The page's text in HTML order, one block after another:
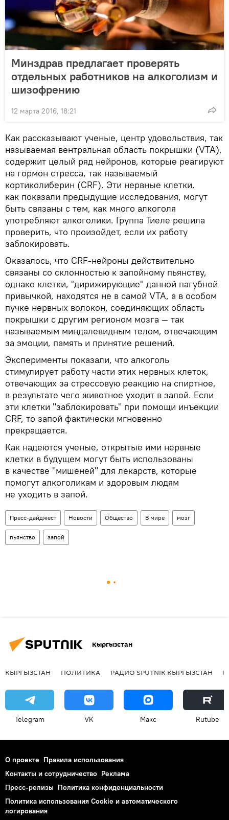
Минздрав предлагает проверять
отдельных работников на алкоголизм и
шизофрению
12 марта 2016, 18:21
Как рассказывают ученые, центр удовольствия, так
называемая вентральная область покрышки (VTA),
содержит целый ряд нейронов, которые реагируют
на гормон стресса, так называемый
кортиколиберин (CRF). Эти нервные клетки,
как показали предыдущие исследования, могут
быть связаны с тем, как много алкоголя
употребляют алкоголики. Группа Тиеле решила
проверить, что произойдет, если их работу
заблокировать.
Оказалось, что CRF-нейроны действительно
связаны со склонностью к запойному пьянству,
однако клетки, "дирижирующие" данной пагубной
привычкой, находятся не в самой VTA, а в особом
пучке нервных волокон, соединяющих область
покрышки с другим регионом мозга — так
называемым миндалевидным телом, отвечающим
за эмоции, память и принятие решений.
Эксперименты показали, что алкоголь
стимулирует работу части этих нервных клеток,
отвечающих за стрессовую реакцию на спиртное,
в результате чего животное уходит в запой. Если
эти клетки "заблокировать" при помощи инъекции
CRF, то запой фактически мгновенно
прекращается.
Как надеются ученые, открытые ими нервные
клетки в будущем могут быть использованы
в качестве "мишеней" для лекарств, которые
помогут алкоголикам и здоровым людям
не уходить в запой.
Пресс-дайджест Новости Общество В мире мозг
пьянство запой
Кыргызстан
КЫРГЫЗСТАН ПОЛИТИКА РАДИО SPUTNIK КЫРГЫЗСТАН
Telegram VK Макс Rutube
О проекте Правила использования
Контакты и сотрудничество Реклама
Пресс-релизы Политика конфиденциальности
Политика использования Cookie и автоматического
логирования